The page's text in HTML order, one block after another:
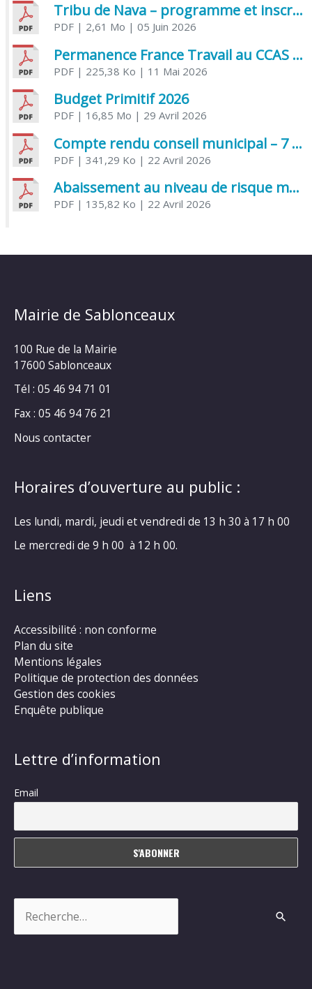
Tribu de Nava – programme et inscriptions été 2026
PDF| 2,61 Mo | 05 Juin 2026
Permanence France Travail au CCAS de Saujon Juin 2026
PDF| 225,38 Ko | 11 Mai 2026
Budget Primitif 2026
PDF| 16,85 Mo | 29 Avril 2026
Compte rendu conseil municipal – 7 avril 2026
PDF| 341,29 Ko | 22 Avril 2026
Abaissement au niveau de risque modéré de l’Influenza aviaire
PDF| 135,82 Ko | 22 Avril 2026
Mairie de Sablonceaux
100 Rue de la Mairie
17600 Sablonceaux
Tél : 05 46 94 71 01
Fax : 05 46 94 76 21
Nous contacter
Horaires d’ouverture au public :
Les lundi, mardi, jeudi et vendredi de 13 h 30 à 17 h 00
Le mercredi de 9 h 00 à 12 h 00.
Liens
Accessibilité : non conforme
Plan du site
Mentions légales
Politique de protection des données
Gestion des cookies
Enquête publique
Lettre d’information
Email